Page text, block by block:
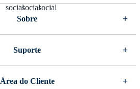
Sobre
Suporte
Área do Cliente